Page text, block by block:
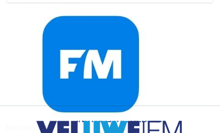
delangekortland
flitsmeister